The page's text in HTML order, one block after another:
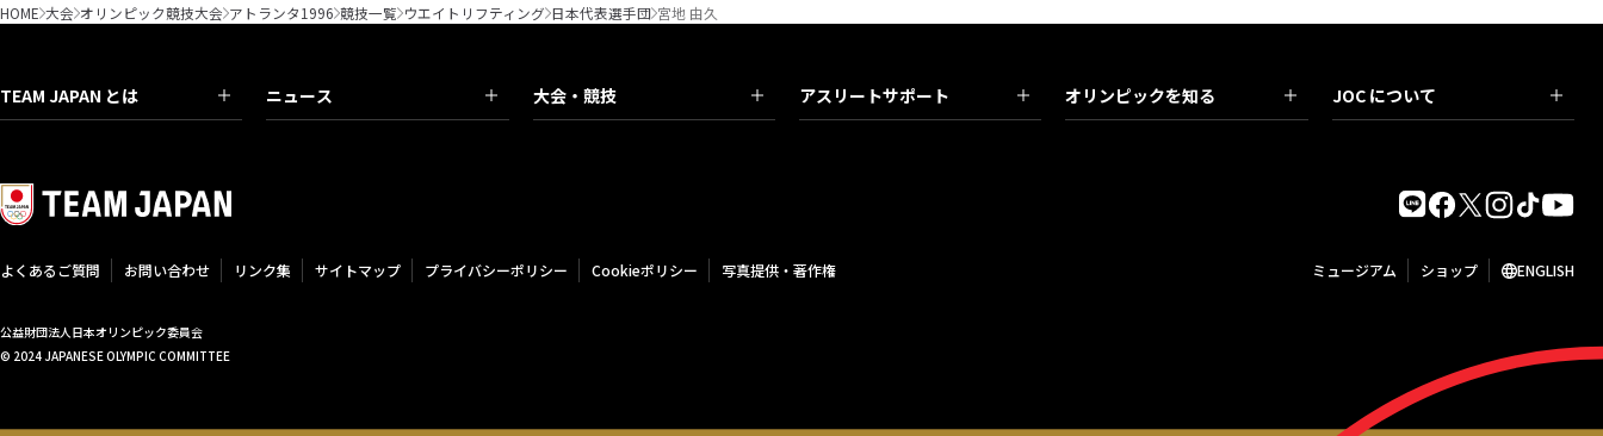
HOME 大会 オリンピック競技大会 アトランタ1996 競技一覧 ウエイトリフティング 日本代表選手団 宮地 由久
TEAM JAPAN とは ニュース 大会・競技 アスリートサポート オリンピックを知る JOC について
よくあるご質問 お問い合わせ リンク集 サイトマップ プライバシーポリシー Cookieポリシー 写真提供・著作権 ミュージアム ショップ ENGLISH
公益財団法人日本オリンピック委員会
© 2024 JAPANESE OLYMPIC COMMITTEE